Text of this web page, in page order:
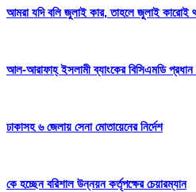
আমরা যদি বলি জুলাই কার, তাহলে জুলাই কারোই
আল-আরাফাহ্ ইসলামী ব্যাংকের বিসিএমডি প্রধান
ঢাকাসহ ৬ জেলায় সেনা মোতায়েনের নির্দেশ
কে হচ্ছেন বরিশাল উন্নয়ন কর্তৃপক্ষের চেয়ারম্যান